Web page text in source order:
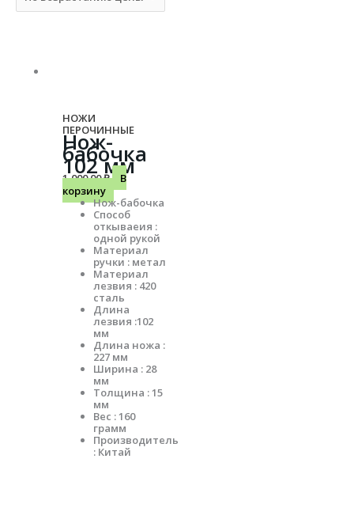
НОЖИ
ПЕРОЧИННЫЕ
Нож-
бабочка
102 мм
1,000.00₽
В
корзину
Нож-бабочка
Способ
откываеия :
одной рукой
Материал
ручки : метал
Материал
лезвия : 420
сталь
Длина
лезвия :102
мм
Длина ножа :
227 мм
Ширина : 28
мм
Толщина : 15
мм
Вес : 160
грамм
Производитель
: Китай